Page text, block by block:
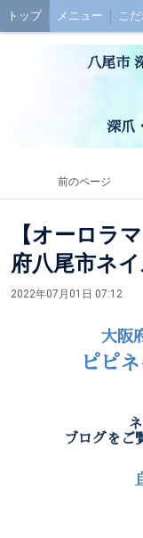
トップ メニュー こだ
初めての方へ お子様連
八尾市
深爪
前のページ
【オーロラ
府八尾市ネ
2022年07月01日 07:12
大阪
ピピ
ブログをご